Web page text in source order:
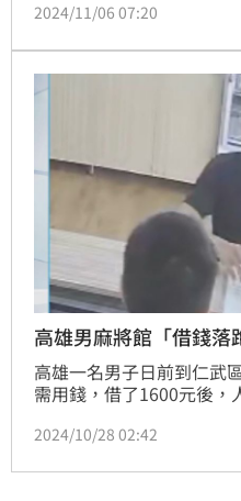
跑事件」得罪恩人李烈，
2024/11/06 07:20
高雄男麻將館「借錢
高雄一名男子日前到仁武
需用錢，借了1600元後，
器po網後，不少同業出面
2024/10/28 02:42